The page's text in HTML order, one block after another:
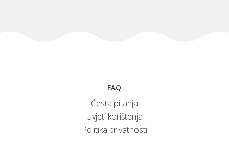
FAQ
Česta pitanja
Uvjeti korištenja
Politika privatnosti